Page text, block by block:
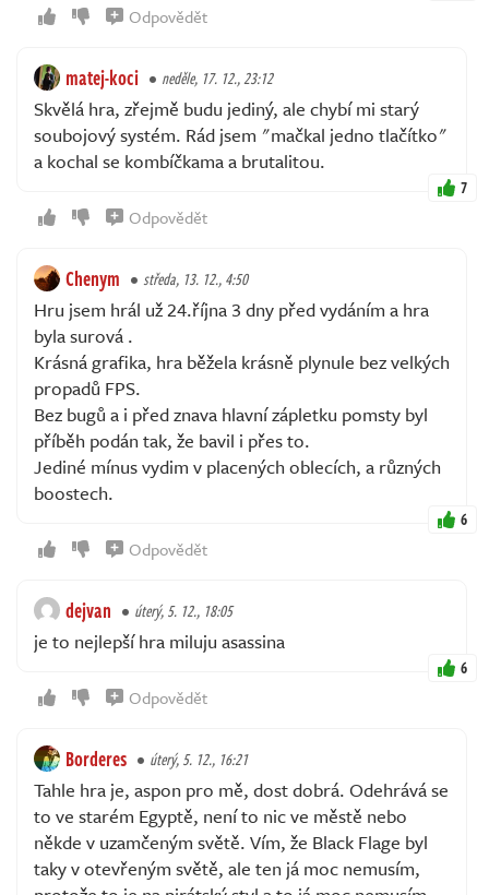
Odpovědět
matej-koci neděle, 17. 12., 23:12
Skvělá hra, zřejmě budu jediný, ale chybí mi starý
soubojový systém. Rád jsem "mačkal jedno tlačítko"
a kochal se kombíčkama a brutalitou.
7
Odpovědět
Chenym středa, 13. 12., 4:50
Hru jsem hrál už 24.října 3 dny před vydáním a hra
byla surová .
Krásná grafika, hra běžela krásně plynule bez velkých
propadů FPS.
Bez bugů a i před znava hlavní zápletku pomsty byl
příběh podán tak, že bavil i přes to.
Jediné mínus vydim v placených oblecích, a různých
boostech.
6
Odpovědět
dejvan úterý, 5. 12., 18:05
je to nejlepší hra miluju asassina
6
Odpovědět
Borderes úterý, 5. 12., 16:21
Tahle hra je, aspon pro mě, dost dobrá. Odehrává se
to ve starém Egyptě, není to nic ve městě nebo
někde v uzamčeným světě. Vím, že Black Flage byl
taky v otevřeným světě, ale ten já moc nemusím,